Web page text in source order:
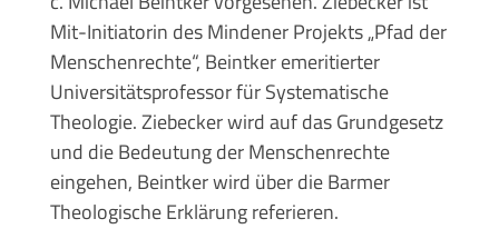
Mit-Initiatorin des Mindener Projekts „Pfad der
Menschenrechte“, Beintker emeritierter
Universitätsprofessor für Systematische
Theologie. Ziebecker wird auf das Grundgesetz
und die Bedeutung der Menschenrechte
eingehen, Beintker wird über die Barmer
Theologische Erklärung referieren.